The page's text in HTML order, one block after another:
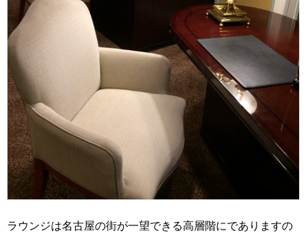
ラウンジは名古屋の街が一望できる高層階にでありますの